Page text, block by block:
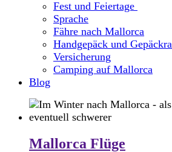
Fest und Feiertage
Sprache
Fähre nach Mallorca
Handgepäck und
Versicherung
Camping auf Mallorca
Blog
Mallorca Flüge